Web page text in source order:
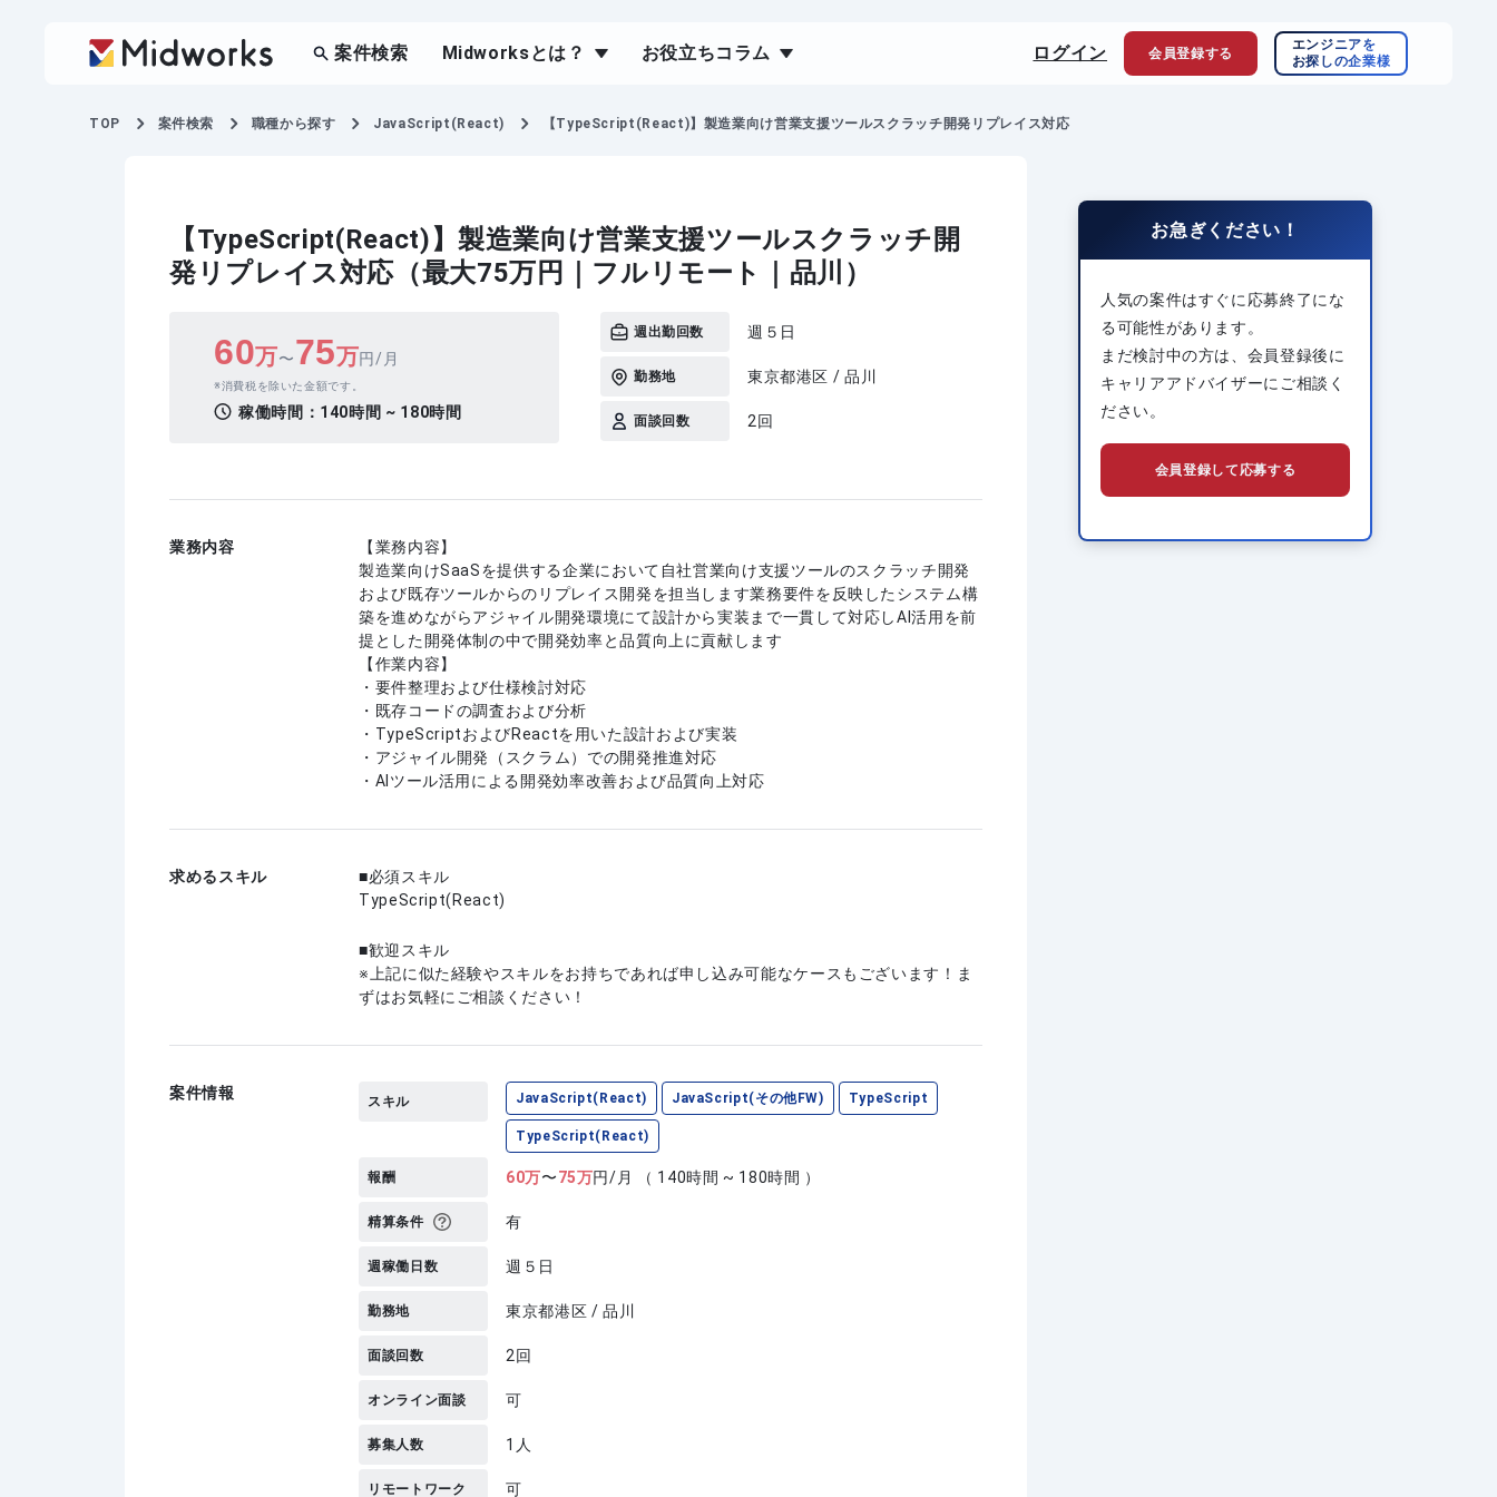
案件検索 Midworksとは？ お役立ちコラム ログイン 会員登録する
エンジニアを
お探しの企業様
TOP 案件検索 職種から探す JavaScript(React) 【TypeScript(React)】製造業向け営業支援ツールスクラッチ開発リプレイス対応
【TypeScript(React)】製造業向け営業支援ツールスクラッチ開
発リプレイス対応（最大75万円｜フルリモート｜品川）
60万〜75万円/月
消費税を除いた金額です。
稼働時間： 140時間 ~ 180時間
週出勤回数 週５日
勤務地 東京都港区 / 品川
面談回数 2回
業務内容
【業務内容】
製造業向けSaaSを提供する企業において自社営業向け支援ツールのスクラッチ開発
および既存ツールからのリプレイス開発を担当します業務要件を反映したシステム構
築を進めながらアジャイル開発環境にて設計から実装まで一貫して対応しAI活用を前
提とした開発体制の中で開発効率と品質向上に貢献します
【作業内容】
・要件整理および仕様検討対応
・既存コードの調査および分析
・TypeScriptおよびReactを用いた設計および実装
・アジャイル開発（スクラム）での開発推進対応
・AIツール活用による開発効率改善および品質向上対応
求めるスキル
必須スキル
TypeScript(React)
歓迎スキル
上記に似た経験やスキルをお持ちであれば申し込み可能なケースもございます！ま
ずはお気軽にご相談ください！
案件情報 スキル JavaScript(React) JavaScript(その他FW) TypeScript
TypeScript(React)
報酬 60万〜75万円/月 （ 140時間 ~ 180時間 ）
精算条件 有
週稼働日数 週５日
勤務地 東京都港区 / 品川
面談回数 2回
オンライン面談 可
募集人数 1人
リモートワーク 可
お急ぎください！
人気の案件はすぐに応募終了にな
る可能性があります。
まだ検討中の方は、会員登録後に
キャリアアドバイザーにご相談く
ださい。
会員登録して応募する